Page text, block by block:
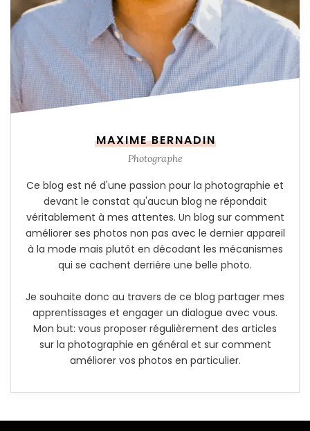
MAXIME BERNADIN
Photographe
Ce blog est né d'une passion pour la photographie et
devant le constat qu'aucun blog ne répondait
véritablement à mes attentes. Un blog sur comment
améliorer ses photos non pas avec le dernier appareil
à la mode mais plutôt en décodant les mécanismes
qui se cachent derrière une belle photo.
Je souhaite donc au travers de ce blog partager mes
apprentissages et engager un dialogue avec vous.
Mon but: vous proposer régulièrement des articles
sur la photographie en général et sur comment
améliorer vos photos en particulier.